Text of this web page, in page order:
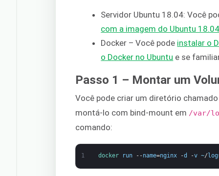
Servidor Ubuntu 18.04: Você
com a imagem do Ubuntu
Docker – Você pode instalar o
o Docker no Ubuntu e se
Passo 1 – Montar um
Você pode criar um diretório
montá-lo com bind-mount em /var/
comando:
1 docker run --name=nginx -d -v ~/